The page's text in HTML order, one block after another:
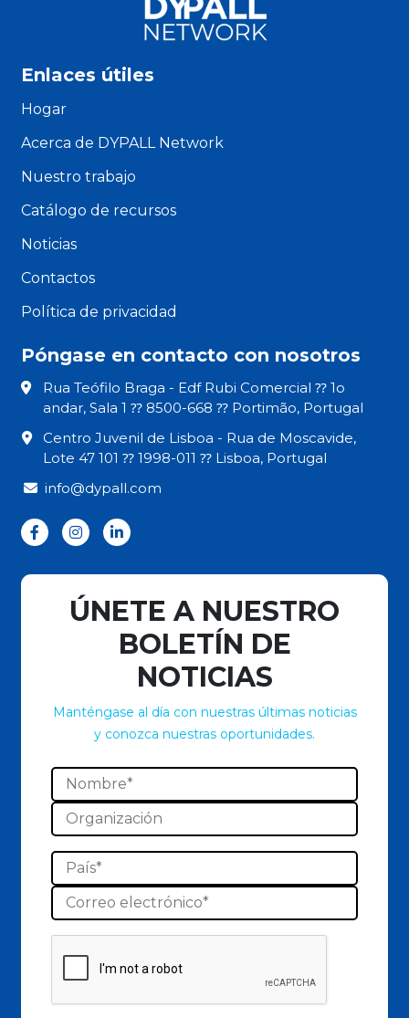
Enlaces útiles
Hogar
Acerca de DYPALL Network
Nuestro trabajo
Catálogo de recursos
Noticias
Contactos
Política de privacidad
Póngase en contacto con nosotros
Rua Teófilo Braga - Edf Rubi Comercial ⁇ 1o
andar, Sala 1 ⁇ 8500-668 ⁇ Portimão, Portugal
Centro Juvenil de Lisboa - Rua de Moscavide,
Lote 47 101 ⁇ 1998-011 ⁇ Lisboa, Portugal
info@dypall.com
ÚNETE A NUESTRO
BOLETÍN DE
NOTICIAS
Manténgase al día con nuestras últimas noticias
y conozca nuestras oportunidades.